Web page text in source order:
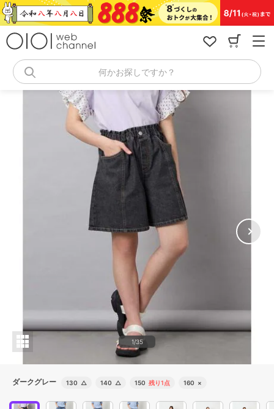
コ
ン
何かお探しですか？
1/35
ダークグレー 130 △ 140 △ 150 残り1点 160 ×